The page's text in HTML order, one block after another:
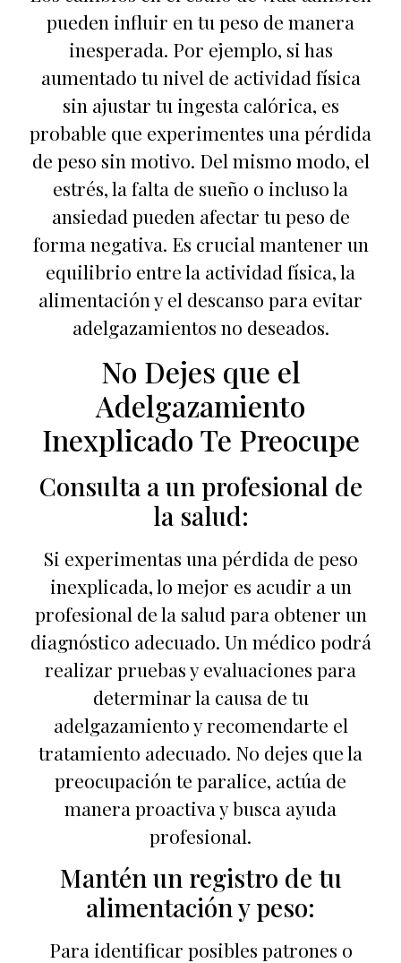
pueden influir en tu peso de manera
inesperada. Por ejemplo, si has
aumentado tu nivel de actividad física
sin ajustar tu ingesta calórica, es
probable que experimentes una pérdida
de peso sin motivo. Del mismo modo, el
estrés, la falta de sueño o incluso la
ansiedad pueden afectar tu peso de
forma negativa. Es crucial mantener un
equilibrio entre la actividad física, la
alimentación y el descanso para evitar
adelgazamientos no deseados.
No Dejes que el
Adelgazamiento
Inexplicado Te Preocupe
Consulta a un profesional de
la salud:
Si experimentas una pérdida de peso
inexplicada, lo mejor es acudir a un
profesional de la salud para obtener un
diagnóstico adecuado. Un médico podrá
realizar pruebas y evaluaciones para
determinar la causa de tu
adelgazamiento y recomendarte el
tratamiento adecuado. No dejes que la
preocupación te paralice, actúa de
manera proactiva y busca ayuda
profesional.
Mantén un registro de tu
alimentación y peso:
Para identificar posibles patrones o